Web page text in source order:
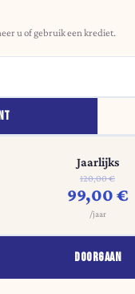
u of gebruik een krediet.
Jaarlijks
120,00 €
99,00 €
/jaar
DOORGAAN